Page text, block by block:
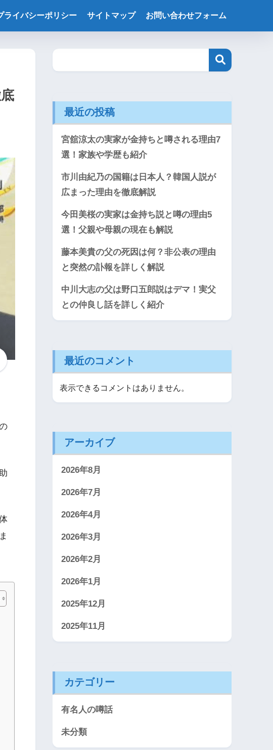
ライバシーポリシー サイトマップ お問い合わせフォーム
最近の投稿
宮舘涼太の実家が金持ちと噂される理由7
選！家族や学歴も紹介
市川由紀乃の国籍は日本人？韓国人説が
広まった理由を徹底解説
今田美桜の実家は金持ち説と噂の理由5
選！父親や母親の現在も解説
藤本美貴の父の死因は何？非公表の理由
と突然の訃報を詳しく解説
中川大志の父は野口五郎説はデマ！実父
との仲良し話を詳しく紹介
最近のコメント
表示できるコメントはありません。
アーカイブ
2026年8月
2026年7月
2026年4月
2026年3月
2026年2月
2026年1月
2025年12月
2025年11月
カテゴリー
有名人の噂話
未分類